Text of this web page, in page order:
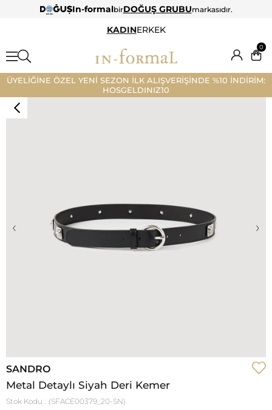
In-formalbirDOĞUŞ GRUBUmarkasıdır.
KADINERKEK
0
ÜYELİĞİNE ÖZEL YENİ SEZON İLK ALIŞVERİŞİNDE %10 İNDİRİM:
HOSGELDINIZ10
‹ ›
SANDRO
Metal Detaylı Siyah Deri Kemer
Stok Kodu (SFACE00379_20-SN)